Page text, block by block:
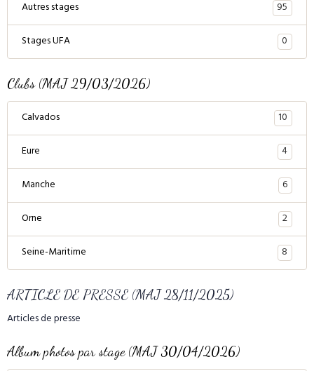
Autres stages
95
Stages UFA
0
Clubs (MAJ 29/03/2026)
Calvados
10
Eure
4
Manche
6
Orne
2
Seine-Maritime
8
ARTICLE DE PRESSE (MAJ 28/11/2025)
Articles de presse
Album photos par stage (MAJ 30/04/2026)